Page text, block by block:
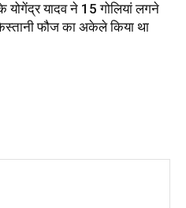
यादव ने 15 गोलियां लगने
फौज का अकेले किया था